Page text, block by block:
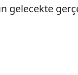
gelecekte